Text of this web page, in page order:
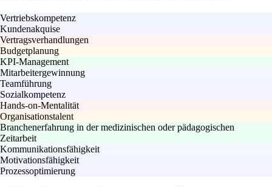
Vertriebskompetenz
Kundenakquise
Vertragsverhandlungen
Budgetplanung
KPI-Management
Mitarbeitergewinnung
Teamführung
Sozialkompetenz
Hands-on-Mentalität
Organisationstalent
Branchenerfahrung in der medizinischen oder pädagogischen
Zeitarbeit
Kommunikationsfähigkeit
Motivationsfähigkeit
Prozessoptimierung